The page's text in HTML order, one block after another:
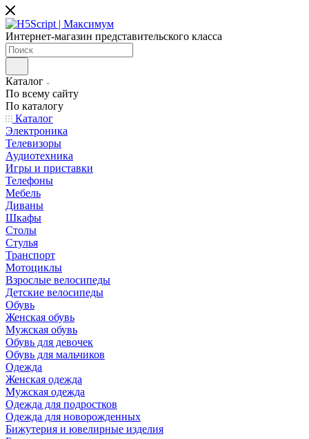
Интернет-магазин представительского класса
Каталог
По всему сайту
По каталогу
Каталог
Электроника
Телевизоры
Аудиотехника
Игры и приставки
Телефоны
Мебель
Диваны
Шкафы
Столы
Стулья
Транспорт
Мотоциклы
Взрослые велосипеды
Детские велосипеды
Обувь
Женская обувь
Мужская обувь
Обувь для девочек
Обувь для мальчиков
Одежда
Женская одежда
Мужская одежда
Одежда для подростков
Одежда для новорожденных
Бижутерия и ювелирные изделия